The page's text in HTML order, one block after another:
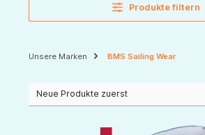
Produkte filtern
Unsere Marken BMS Sailing Wear